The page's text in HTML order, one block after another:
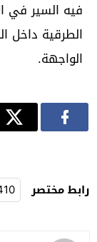
فيه السير في
الطرقية داخل
الواجهة.
رابط مختصر